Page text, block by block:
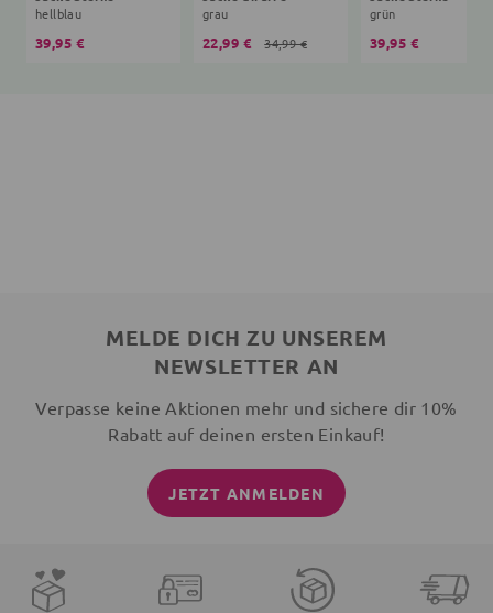
hellblau
39,95 €
grau
22,99 € 34,99 €
grün
39,95 €
MELDE DICH ZU UNSEREM
NEWSLETTER AN
Verpasse keine Aktionen mehr und sichere dir 10%
Rabatt auf deinen ersten Einkauf!
JETZT ANMELDEN